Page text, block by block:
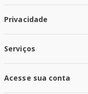
Trabalhe conosco
Responsabilidade Social
Nossas Lojas
Privacidade
Política de Entrega
Trocas e Devoluções
Serviços
Santa Mais Exames
Acesse sua conta